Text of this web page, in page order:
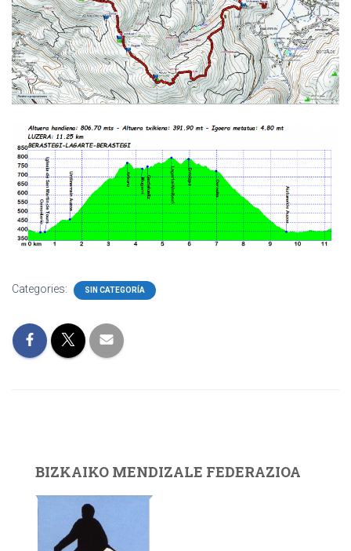
Categories: SIN CATEGORÍA
BIZKAIKO MENDIZALE FEDERAZIOA